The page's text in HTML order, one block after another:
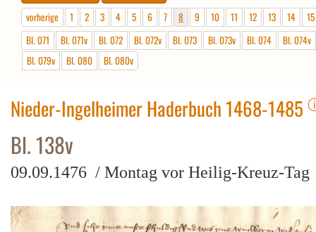
vorherige 1 2 3 4 5 6 7 8 9 10 11 12 13 14
15
Bl. 071
Bl. 071v Bl. 072 Bl. 072v Bl. 073 Bl. 073v Bl. 074
Bl. 074v
Bl. 079v
Bl. 080 Bl. 080v
Nieder-Ingelheimer Haderbuch 1468-1485
Bl. 138v
09.09.1476 / Montag vor Heilig-Kreuz-Tag